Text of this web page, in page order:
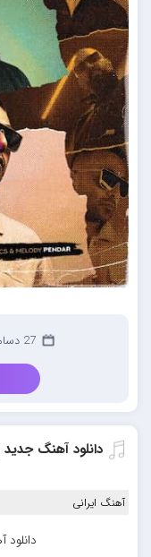
27 دسامبر 2023
دانلود آهنگ جدید
آهنگ ایرانی